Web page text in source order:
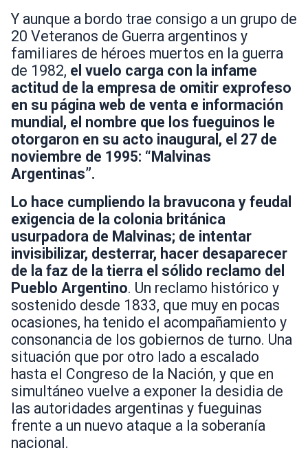
Y aunque a bordo trae consigo a un grupo de
20 Veteranos de Guerra argentinos y
familiares de héroes muertos en la guerra
de 1982, el vuelo carga con la infame
actitud de la empresa de omitir exprofeso
en su página web de venta e información
mundial, el nombre que los fueguinos le
otorgaron en su acto inaugural, el 27 de
noviembre de 1995: “Malvinas
Argentinas”.
Lo hace cumpliendo la bravucona y feudal
exigencia de la colonia británica
usurpadora de Malvinas; de intentar
invisibilizar, desterrar, hacer desaparecer
de la faz de la tierra el sólido reclamo del
Pueblo Argentino. Un reclamo histórico y
sostenido desde 1833, que muy en pocas
ocasiones, ha tenido el acompañamiento y
consonancia de los gobiernos de turno. Una
situación que por otro lado a escalado
hasta el Congreso de la Nación, y que en
simultáneo vuelve a exponer la desidia de
las autoridades argentinas y fueguinas
frente a un nuevo ataque a la soberanía
nacional.